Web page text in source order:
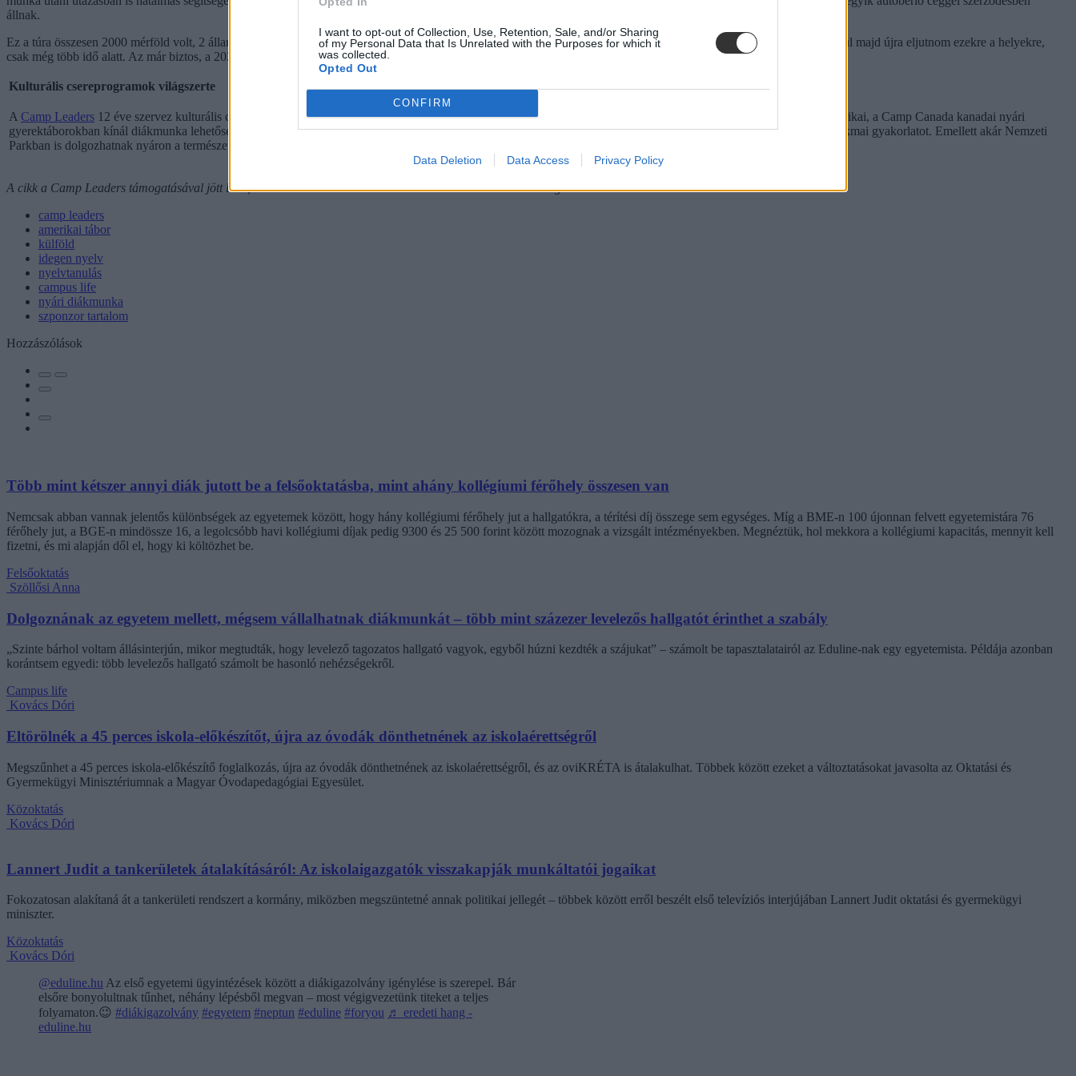
I want to opt-out of Collection, Use, Retention, Sale, and/or Sharing
of my Personal Data that Is Unrelated with the Purposes for which it
was collected.
Opted Out
CONFIRM
Data Deletion Data Access Privacy Policy
állnak.
Ez a túra összesen 2000 mérföld volt, 2 államban jártunk, 3 nagyvárosban, 5 nemzeti parkban. Hegyekben és sivatagban is autóztunk. Nagyon remélem, egyszer sikerül majd újra eljutnom ezekre a helyekre,
csak még több idő alatt. Az már biztos, a 2020-as nyaramat is Amerikában töltöm ugyanebben a táborban. Most Dél-Amerikát szeretném bejárni.
Kulturális csereprogramok világszerte
A Camp Leaders 12 éve szervez kulturális csereprogramokat magyar egyetemistáknak. A fiatalok sok különböző lehetőség közül választhatnak. A Camp Leaders amerikai, a Camp Canada kanadai nyári
gyerektáborokban kínál diákmunka lehetőséget 9-11 hétre, míg a Resort Leaders amerikai és karib-szigeteki szállodákban kínál nyári diákmunkát és 6-12 hónapos szakmai gyakorlatot. Emellett akár Nemzeti
Parkban is dolgozhatnak nyáron a természet kedvelői. Más-más programok, hiszen ti sem vagytok mind egyformák!
A cikk a Camp Leaders támogatásával jött létre, előállításában és szerkesztésében az eduline.hu szerkesztősége nem vett részt.
camp leaders
amerikai tábor
külföld
idegen nyelv
nyelvtanulás
campus life
nyári diákmunka
szponzor tartalom
Hozzászólások
Több mint kétszer annyi diák jutott be a felsőoktatásba, mint ahány kollégiumi férőhely összesen van
Nemcsak abban vannak jelentős különbségek az egyetemek között, hogy hány kollégiumi férőhely jut a hallgatókra, a térítési díj összege sem egységes. Míg a BME-n 100 újonnan felvett egyetemistára 76
férőhely jut, a BGE-n mindössze 16, a legolcsóbb havi kollégiumi díjak pedig 9300 és 25 500 forint között mozognak a vizsgált intézményekben. Megnéztük, hol mekkora a kollégiumi kapacitás, mennyit kell
fizetni, és mi alapján dől el, hogy ki költözhet be.
Felsőoktatás
Szöllősi Anna
Dolgoznának az egyetem mellett, mégsem vállalhatnak diákmunkát – több mint százezer levelezős hallgatót érinthet a szabály
„Szinte bárhol voltam állásinterjún, mikor megtudták, hogy levelező tagozatos hallgató vagyok, egyből húzni kezdték a szájukat” – számolt be tapasztalatairól az Eduline-nak egy egyetemista. Példája azonban
korántsem egyedi: több levelezős hallgató számolt be hasonló nehézségekről.
Campus life
Kovács Dóri
Eltörölnék a 45 perces iskola-előkészítőt, újra az óvodák dönthetnének az iskolaérettségről
Megszűnhet a 45 perces iskola-előkészítő foglalkozás, újra az óvodák dönthetnének az iskolaérettségről, és az oviKRÉTA is átalakulhat. Többek között ezeket a változtatásokat javasolta az Oktatási és
Gyermekügyi Minisztériumnak a Magyar Óvodapedagógiai Egyesület.
Közoktatás
Kovács Dóri
Lannert Judit a tankerületek átalakításáról: Az iskolaigazgatók visszakapják munkáltatói jogaikat
Fokozatosan alakítaná át a tankerületi rendszert a kormány, miközben megszüntetné annak politikai jellegét – többek között erről beszélt első televíziós interjújában Lannert Judit oktatási és gyermekügyi
miniszter.
Közoktatás
Kovács Dóri
@eduline.hu Az első egyetemi ügyintézések között a diákigazolvány igénylése is szerepel. Bár
elsőre bonyolultnak tűnhet, néhány lépésből megvan – most végigvezetünk titeket a teljes
folyamaton.😉 #diákigazolvány #egyetem #neptun #eduline #foryou ♬ eredeti hang -
eduline.hu